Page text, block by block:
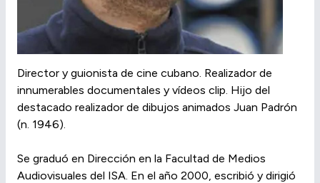
Director y guionista de cine cubano. Realizador de
innumerables documentales y vídeos clip. Hijo del
destacado realizador de dibujos animados Juan Padrón
(n. 1946).
Se graduó en Dirección en la Facultad de Medios
Audiovisuales del ISA. En el año 2000, escribió y dirigió